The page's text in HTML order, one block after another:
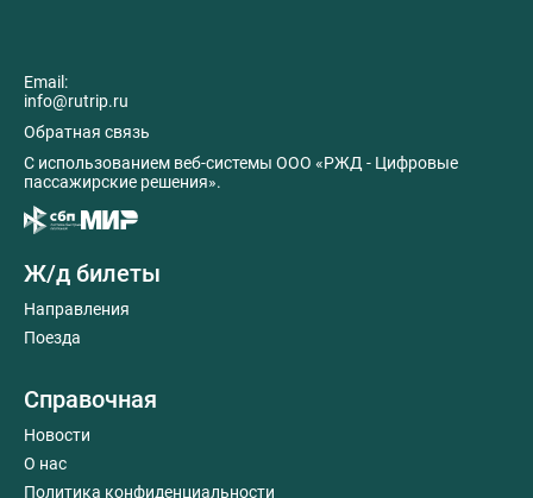
Email:
info@rutrip.ru
Обратная связь
C использованием веб-системы ООО «РЖД - Цифровые
пассажирские решения».
Ж/д билеты
Направления
Поезда
Справочная
Новости
О нас
Политика конфиденциальности